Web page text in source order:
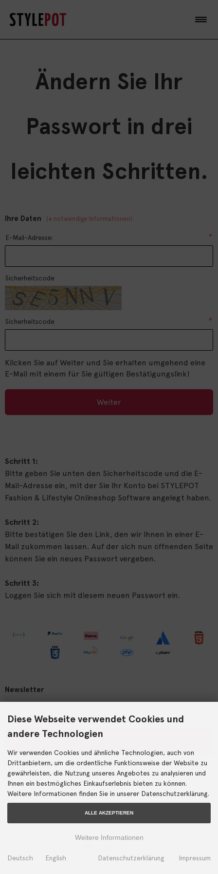
Ändern Sie Ihr
Passwort in drei
leichten Schritten.
Ihre Daten ( notwendige Informationen)
E-Mail-Adresse:
Sicherheitscode
Sicherheitscode
Klicken Sie auf Weiter und Sie erhalten umgehend eine
E-Mail mit einem für Sie gültigen Bestätigungslink!
Weiter
Schritt 1:
Bitte geben Sie unten den Sicherheitscode und die E-
Mail-Adresse ein, mit der Sie Ihr Konto bei STYLEPOT
Fashion & Lifestyle Onlineshop Software angelegt haben.
Schritt 2:
Bitte bestätigen Sie den Link, den wir Ihnen in einer E-
Mail zukommen lassen. Auf der sich nun öffnenden Seite
können Sie ein neues Passwort vergeben.
Schritt 3:
Loggen Sie sich mit diesem neuen Passwort ein.
Newsletter
Abonnieren
Der Newsletter kann jederzeit hier oder in Ihrem Kundenkonto
abbestellt werden.
Diese Webseite verwendet Cookies und
andere Technologien
Wir verwenden Cookies und ähnliche Technologien, auch von
Drittanbietern, um die ordentliche Funktionsweise der Website zu
gewährleisten, die Nutzung unseres Angebotes zu analysieren und
Ihnen ein bestmögliches Einkaufserlebnis bieten zu können.
Weitere Informationen finden Sie in unserer Datenschutzerklärung.
ALLE AKZEPTIEREN
Weitere Informationen
Deutsch English Datenschutzerklärung Impressum